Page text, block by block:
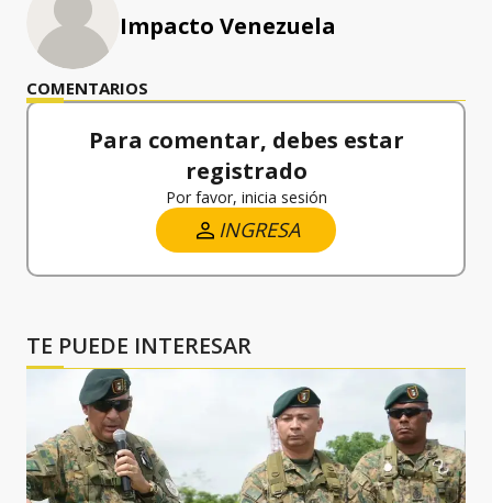
Impacto Venezuela
COMENTARIOS
Para comentar, debes estar
registrado
Por favor, inicia sesión
INGRESA
TE PUEDE INTERESAR